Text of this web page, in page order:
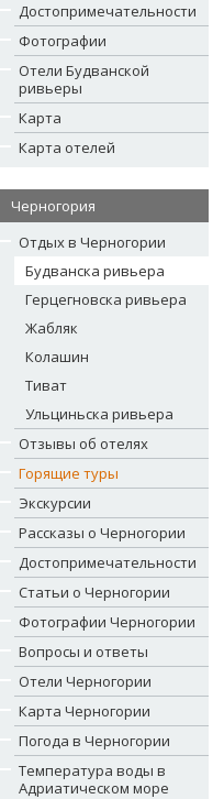
Достопримечательности
Фотографии
Отели Будванской
ривьеры
Карта
Карта отелей
Черногория
Отдых в Черногории
Будванска ривьера
Герцегновска ривьера
Жабляк
Колашин
Тиват
Ульциньска ривьера
Отзывы об отелях
Горящие туры
Экскурсии
Рассказы о Черногории
Достопримечательности
Статьи о Черногории
Фотографии Черногории
Вопросы и ответы
Отели Черногории
Карта Черногории
Погода в Черногории
Температура воды в
Адриатическом море